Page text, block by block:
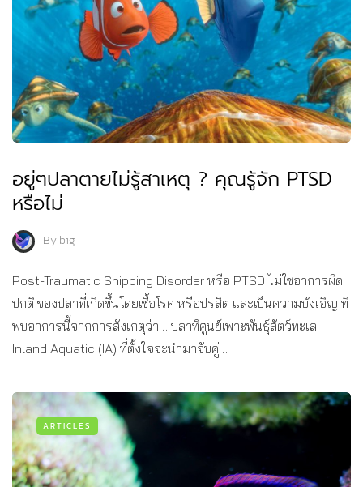
อยู่ๆปลาตายไม่รู้สาเหตุ ? คุณรู้จัก PTSD
หรือไม่
Bybig
Post-Traumatic Shipping Disorder หรือ PTSD ไม่ใช่อาการผิด
ปกติ ของปลาที่เกิดขึ้นโดยเชื้อโรค หรือปรสิต และเป็นความบังเอิญ ที่
พบอาการนี้จากการสังเกตุว่า… ปลาที่ศูนย์เพาะพันธุ์สัตว์ทะเล
Inland Aquatic (IA) ที่ตั้งใจจะนำมาจับคู่…
ARTICLES